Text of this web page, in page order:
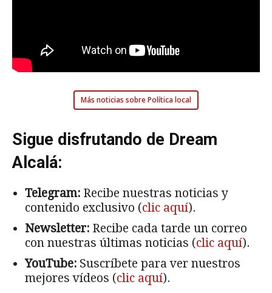
Más noticias sobre Política local
Sigue disfrutando de Dream
Alcalá:
Telegram: Recibe nuestras noticias y
contenido exclusivo (clic aquí).
Newsletter: Recibe cada tarde un correo
con nuestras últimas noticias (clic aquí).
YouTube: Suscríbete para ver nuestros
mejores vídeos (clic aquí).